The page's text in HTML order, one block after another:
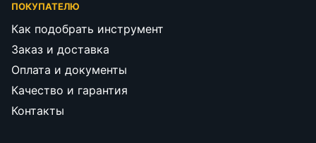
ПОКУПАТЕЛЮ
Как подобрать инструмент
Заказ и доставка
Оплата и документы
Качество и гарантия
Контакты